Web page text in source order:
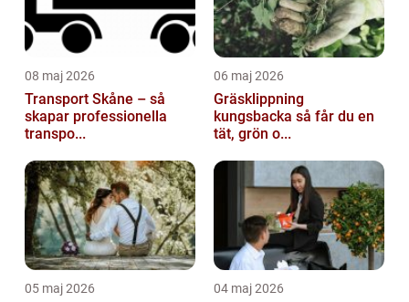
08 maj 2026
Transport Skåne – så
skapar professionella
transpo...
06 maj 2026
Gräsklippning
kungsbacka så får du en
tät, grön o...
05 maj 2026 04 maj 2026